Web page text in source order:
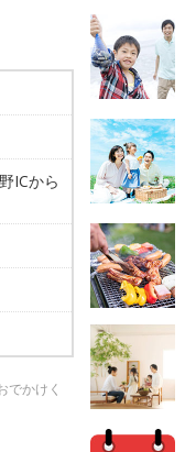
ICから
でかけく